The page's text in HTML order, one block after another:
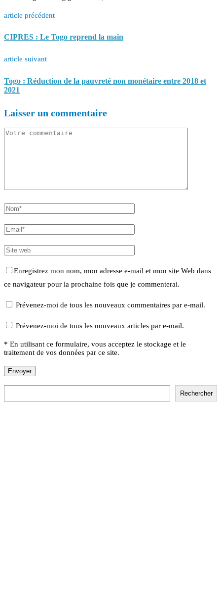
article précédent
CIPRES : Le Togo reprend la main
article suivant
Togo : Réduction de la pauvreté non monétaire entre 2018 et
2021
Laisser un commentaire
Enregistrez mon nom, mon adresse e-mail et mon site Web dans
ce navigateur pour la prochaine fois que je commenterai.
Prévenez-moi de tous les nouveaux commentaires par e-mail.
Prévenez-moi de tous les nouveaux articles par e-mail.
* En utilisant ce formulaire, vous acceptez le stockage et le
traitement de vos données par ce site.
Rechercher